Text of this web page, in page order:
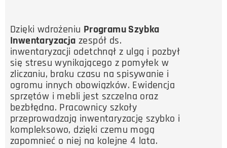
Dzięki wdrożeniu Programu Szybka
Inwentaryzacja zespół ds.
inwentaryzacji odetchnął z ulgą i pozbył
się stresu wynikającego z pomyłek w
zliczaniu, braku czasu na spisywanie i
ogromu innych obowiązków. Ewidencja
sprzętów i mebli jest szczelna oraz
bezbłędna. Pracownicy szkoły
przeprowadzają inwentaryzację szybko i
kompleksowo, dzięki czemu mogą
zapomnieć o niej na kolejne 4 lata.